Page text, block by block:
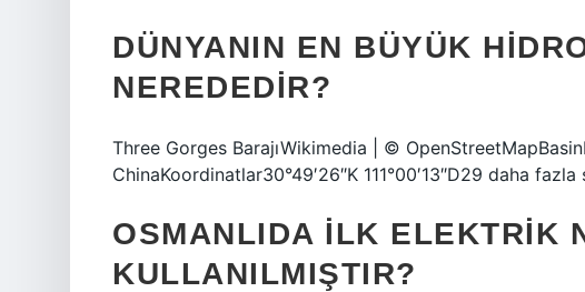
DÜNYANIN EN BÜYÜK
NEREDEDIR?
Three Gorges BarajıWikimedia | ©
ChinaKoordinatlar30°49′26″K 111°00′13″D29 daha fazla
OSMANLIDA ILK ELEKTRIK
KULLANILMIŞTIR?